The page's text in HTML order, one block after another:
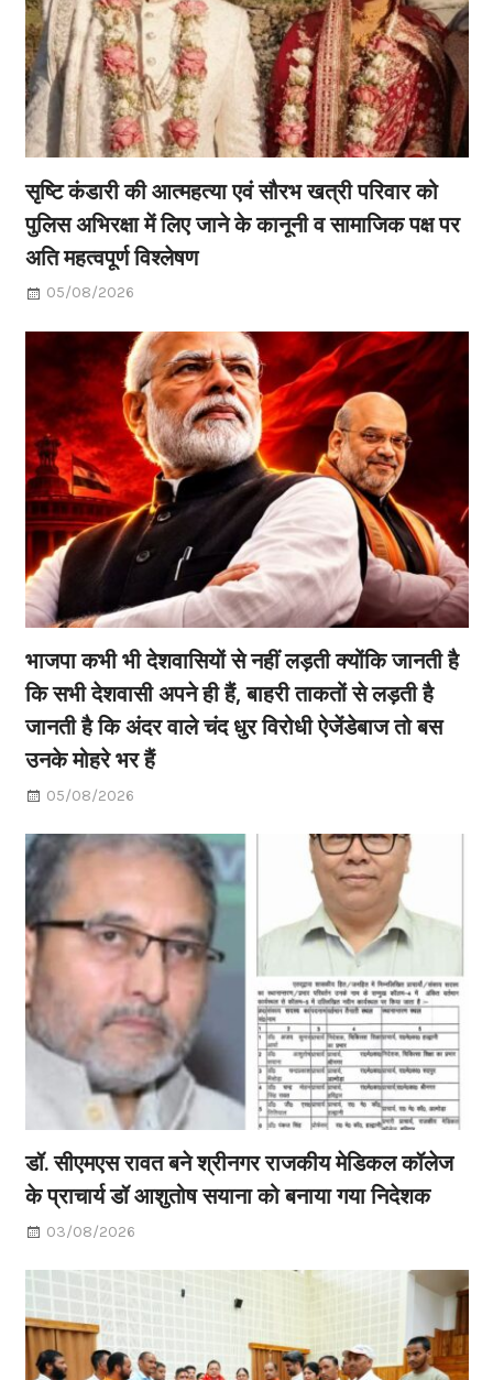
सृष्टि कंडारी की आत्महत्या एवं सौरभ खत्री परिवार को
पुलिस अभिरक्षा में लिए जाने के कानूनी व सामाजिक पक्ष पर
अति महत्वपूर्ण विश्लेषण
05/08/2026
भाजपा कभी भी देशवासियों से नहीं लड़ती क्योंकि जानती है
कि सभी देशवासी अपने ही हैं, बाहरी ताकतों से लड़ती है
जानती है कि अंदर वाले चंद धुर विरोधी ऐजेंडेबाज तो बस
उनके मोहरे भर हैं
05/08/2026
डॉ. सीएमएस रावत बने श्रीनगर राजकीय मेडिकल कॉलेज
के प्राचार्य डॉ आशुतोष सयाना को बनाया गया निदेशक
03/08/2026